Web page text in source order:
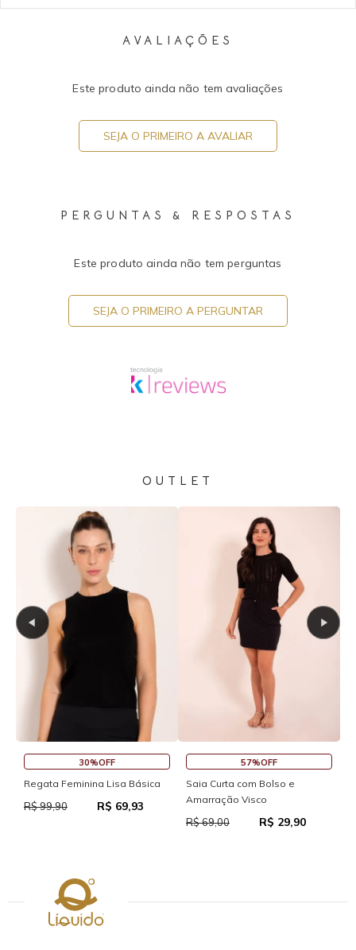
AVALIAÇÕES
Este produto ainda não tem avaliações
SEJA O PRIMEIRO A AVALIAR
PERGUNTAS & RESPOSTAS
Este produto ainda não tem perguntas
SEJA O PRIMEIRO A PERGUNTAR
OUTLET
30%OFF
Regata Feminina Lisa Básica
R$ 99,90 R$ 69,93
57%OFF
Saia Curta com Bolso e
Amarração Visco
R$ 69,00 R$ 29,90